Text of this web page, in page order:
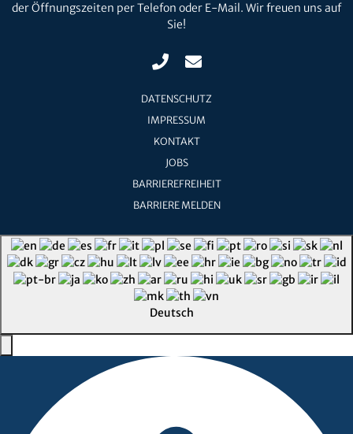
der Öffnungszeiten per Telefon oder E-Mail. Wir freuen uns auf
Sie!
DATENSCHUTZ
IMPRESSUM
KONTAKT
JOBS
BARRIEREFREIHEIT
BARRIERE MELDEN
Deutsch